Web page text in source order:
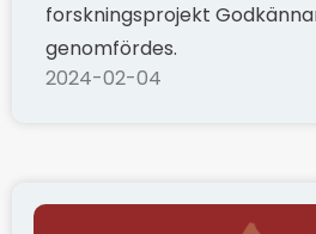
forskningsprojekt
genomfördes.
2024-02-04